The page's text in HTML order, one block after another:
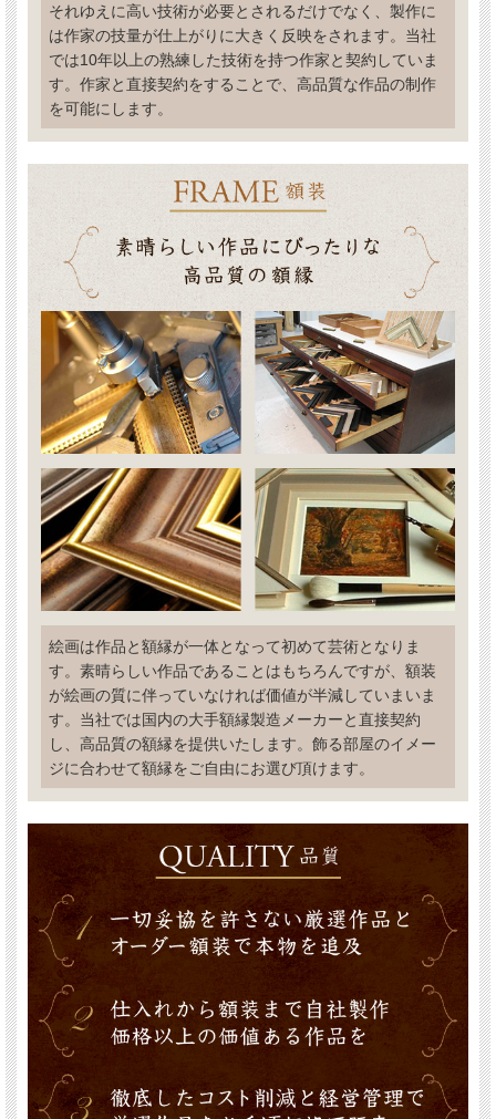
それゆえに高い技術が必要とされるだけでなく、製作に
は作家の技量が仕上がりに大きく反映をされます。当社
では10年以上の熟練した技術を持つ作家と契約していま
す。作家と直接契約をすることで、高品質な作品の制作
を可能にします。
絵画は作品と額縁が一体となって初めて芸術となりま
す。素晴らしい作品であることはもちろんですが、額装
が絵画の質に伴っていなければ価値が半減していまいま
す。当社では国内の大手額縁製造メーカーと直接契約
し、高品質の額縁を提供いたします。飾る部屋のイメー
ジに合わせて額縁をご自由にお選び頂けます。